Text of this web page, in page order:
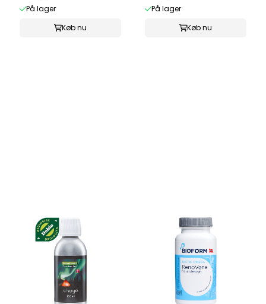
På lager
Køb nu
På lager
Køb nu